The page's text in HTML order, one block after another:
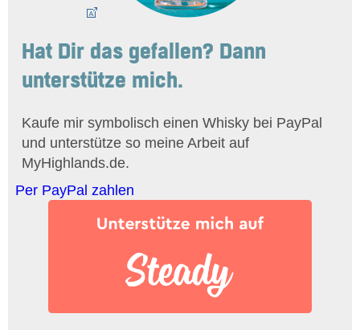
Hat Dir das gefallen? Dann
unterstütze mich.
Kaufe mir symbolisch einen Whisky bei PayPal
und unterstütze so meine Arbeit auf
MyHighlands.de.
Per PayPal zahlen